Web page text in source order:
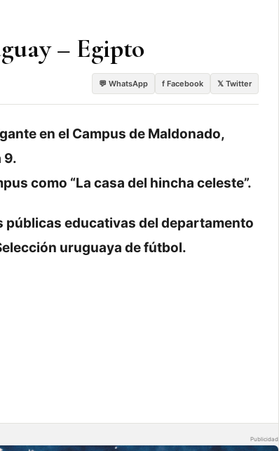
– Egipto
💬 WhatsApp f Facebook 𝕏 Twitter
en el Campus de Maldonado,
9.
como “La casa del hincha celeste”.
públicas educativas del departamento
uruguaya de fútbol.
Publicidad